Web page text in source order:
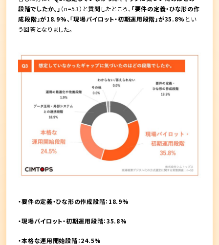
段階でしたか。」 （n=53）と質問したところ、 「要件の定義・ひな形の作
成段階」が18.9%、「現場パイロット・初期運用段階」が35.8% とい
う回答となりました。
・要件の定義・ひな形の作成段階：18.9%
・現場パイロット・初期運用段階：35.8%
・本格な運用開始段階：24.5%